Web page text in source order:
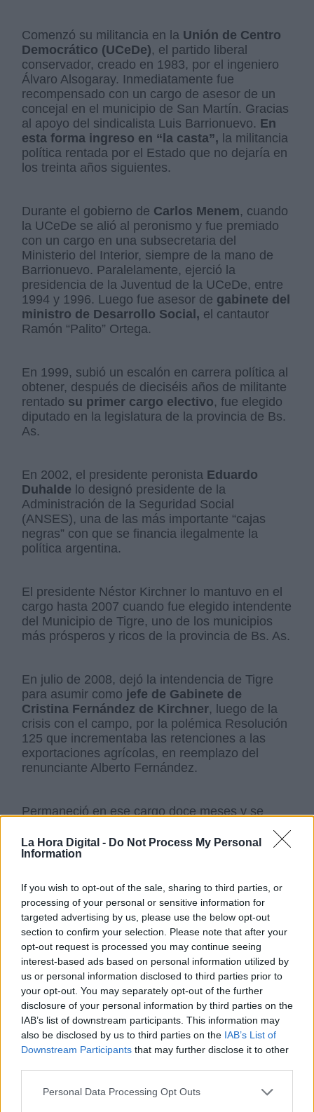
La Hora Digital - Do Not Process My Personal
Information
If you wish to opt-out of the sale, sharing to third parties, or
processing of your personal or sensitive information for
targeted advertising by us, please use the below opt-out
section to confirm your selection. Please note that after your
opt-out request is processed you may continue seeing
interest-based ads based on personal information utilized by
us or personal information disclosed to third parties prior to
your opt-out. You may separately opt-out of the further
disclosure of your personal information by third parties on the
IAB’s list of downstream participants. This information may
also be disclosed by us to third parties on the IAB’s List of
Downstream Participants that may further disclose it to other
Personal Data Processing Opt Outs
Comenzó su militancia en la Unión de Centro
Democrático (UCeDe), el partido liberal
conservador, creado en 1983, por el ingeniero
Álvaro Alsogaray. Inmediatamente fue
recompensado con un cargo de asesor de un
concejal en el municipio de San Martín. Gracias
al apoyo del sindicalista Luis Barrionuevo. En
esta forma ingreso en “la casta”, la militancia
política rentada por el Estado que no dejaría en
los treinta años siguientes.
Durante el gobierno de Carlos Menem, cuando
la UCeDe se alió al peronismo y fue premiado
con un cargo en una subsecretaria del
Ministerio del Interior, siempre de la mano de
Barrionuevo. Paralelamente, ejerció la
presidencia de la Juventud de la UCeDe, entre
1994 y 1996. Luego fue asesor de gabinete del
ministro de Desarrollo Social, el cantautor
Ramón “Palito” Ortega.
En 1999, subió un escalón en carrera política al
obtener, después de dieciséis años de militante
rentado su primer cargo electivo, fue elegido
diputado en la legislatura de la provincia de Bs.
As.
En 2002, el presidente peronista Eduardo
Duhalde lo designó presidente de la
Administración de la Seguridad Social
(ANSES), una de las más importante “cajas
negras” con que se financia ilegalmente la
política argentina.
El presidente Néstor Kirchner lo mantuvo en el
cargo hasta 2007 cuando fue elegido intendente
del Municipio de Tigre, uno de los municipios
más prósperos y ricos de la provincia de Bs. As.
En julio de 2008, dejó la intendencia de Tigre
para asumir como jefe de Gabinete de
Cristina Fernández de Kirchner, luego de la
crisis con el campo, por la polémica Resolución
125 que incrementaba las retenciones a las
exportaciones agrícolas, en reemplazo del
renunciante Alberto Fernández.
Permaneció en ese cargo doce meses y se
enfrentamiento (casi físico) con el expresidente
Néstor Kirchner. Retornó a la intendencia de
En las elecciones legislativas de agosto de
2013,el Frente Renovador obtuvo el 44% de
los votossepultando así las aspiraciones de la
presidente Cristina Kirchner de impulsar una
reforma constitucional que le permitiera ser
reelecta indefinidamente en el cargo.
En 2015, compitió por la presidencia en el
Frente Unidos por una Nueva Alternativa. En la
tercero.